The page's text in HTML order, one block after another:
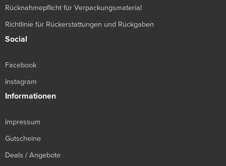
Rücknahmepflicht für Verpackungsmaterial
Richtlinie für Rückerstattungen und Rückgaben
Social
Facebook
Instagram
Informationen
Impressum
Gutscheine
Deals / Angebote